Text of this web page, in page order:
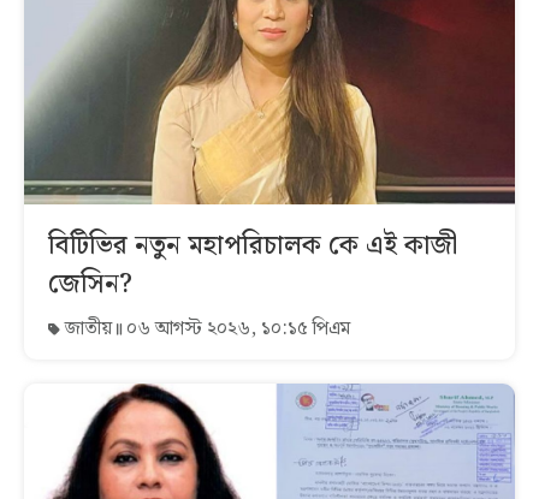
বিটিভির নতুন মহাপরিচালক কে এই কাজী
জেসিন?
জাতীয় ০৬ আগস্ট ২০২৬, ১০:১৫ পিএম